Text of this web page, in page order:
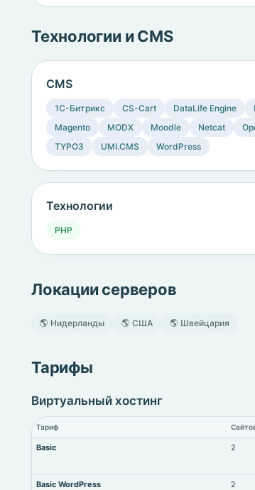
Технологии и CMS
CMS
1C-Битрикс CS-Cart DataLife Engine
Magento
MODX Moodle Netcat
TYPO3
UMI.CMS WordPress
Технологии
PHP
Локации серверов
🌎 Нидерланды 🌎 США 🌎 Швейцария
Тарифы
Виртуальный хостинг
Тариф
Basic 2
Basic WordPress 2